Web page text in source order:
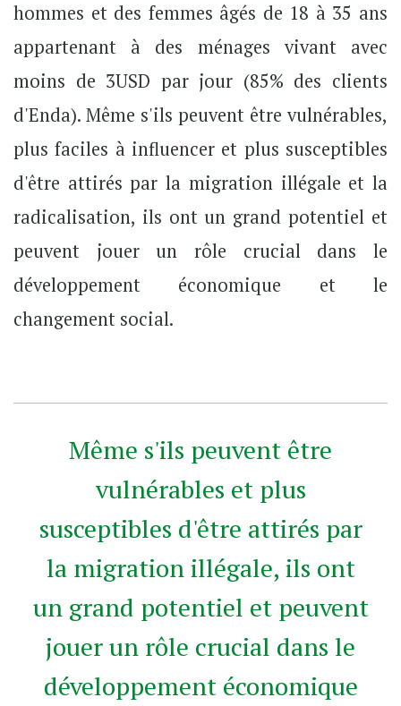
hommes et des femmes âgés de 18 à 35 ans
appartenant à des ménages vivant avec
moins de 3USD par jour (85% des clients
d'Enda). Même s'ils peuvent être vulnérables,
plus faciles à influencer et plus susceptibles
d'être attirés par la migration illégale et la
radicalisation, ils ont un grand potentiel et
peuvent jouer un rôle crucial dans le
développement économique et le
changement social.
Même s'ils peuvent être
vulnérables et plus
susceptibles d'être attirés par
la migration illégale, ils ont
un grand potentiel et peuvent
jouer un rôle crucial dans le
développement économique